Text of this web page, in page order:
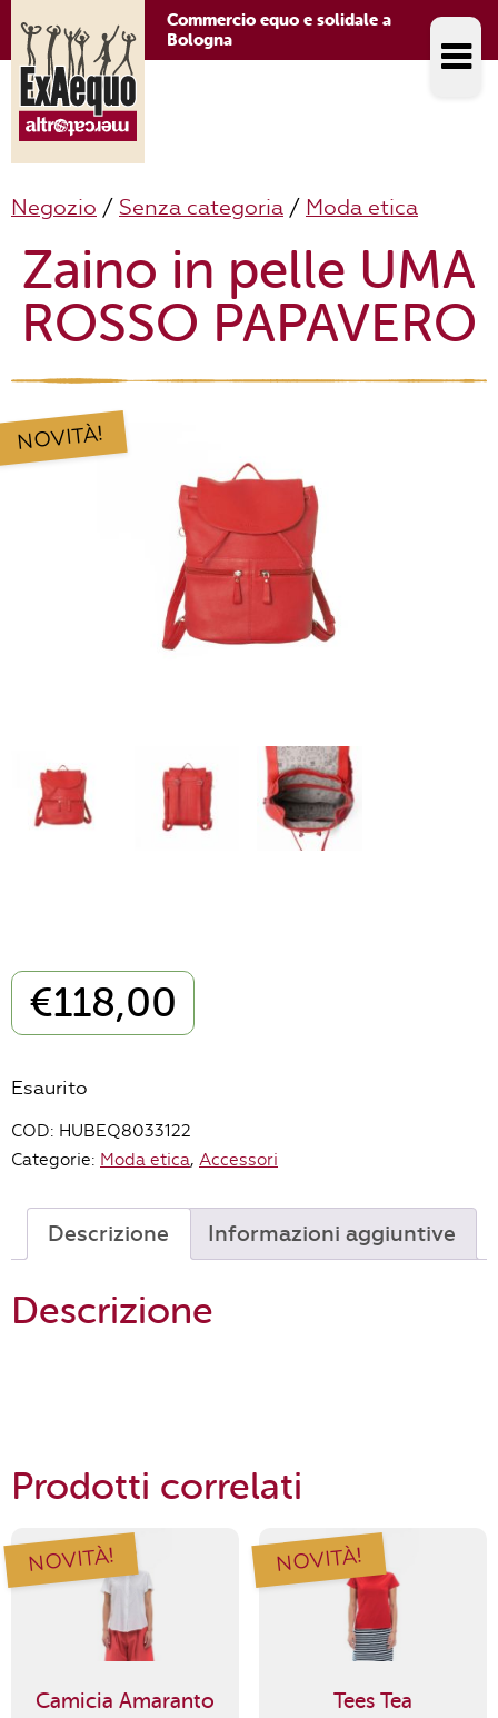
Commercio equo e solidale a
Bologna
Negozio / Senza categoria / Moda etica
Zaino in pelle UMA
ROSSO PAPAVERO
NOVITÀ!
€118,00
Esaurito
COD: HUBEQ8033122
Categorie: Moda etica, Accessori
Descrizione Informazioni aggiuntive
Descrizione
Prodotti correlati
NOVITÀ!
Camicia Amaranto
NOVITÀ!
Tees Tea